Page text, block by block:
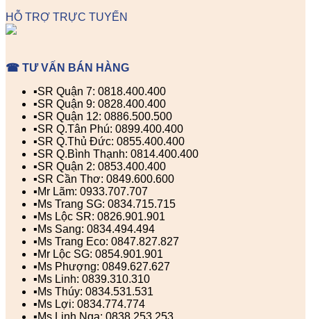
HỖ TRỢ TRỰC TUYẾN
☎ TƯ VẤN BÁN HÀNG
▪️SR Quận 7: 0818.400.400
▪️SR Quận 9: 0828.400.400
▪️SR Quận 12: 0886.500.500
▪️SR Q.Tân Phú: 0899.400.400
▪️SR Q.Thủ Đức: 0855.400.400
▪️SR Q.Bình Thạnh: 0814.400.400
▪️SR Quận 2: 0853.400.400
▪️SR Cần Thơ: 0849.600.600
▪️Mr Lãm: 0933.707.707
▪️Ms Trang SG: 0834.715.715
▪️Ms Lộc SR: 0826.901.901
▪️Ms Sang: 0834.494.494
▪️Ms Trang Eco: 0847.827.827
▪️Mr Lộc SG: 0854.901.901
▪️Ms Phượng: 0849.627.627
▪️Ms Linh: 0839.310.310
▪️Ms Thúy: 0834.531.531
▪️Ms Lợi: 0834.774.774
▪️Ms Linh Nga: 0838.253.253